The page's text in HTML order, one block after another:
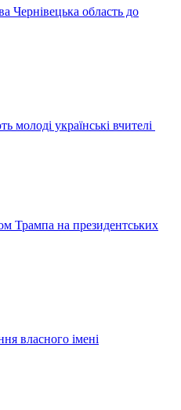
Чернівецька область до
молоді українські вчителі
Трампа на президентських
власного імені